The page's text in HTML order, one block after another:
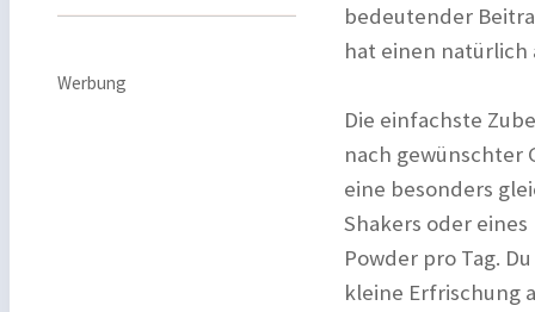
Werbung
bedeutender
hat einen
Die einfachste
nach gewünschter
eine besonders
Shakers oder
Powder pro Tag.
kleine Erfrischung